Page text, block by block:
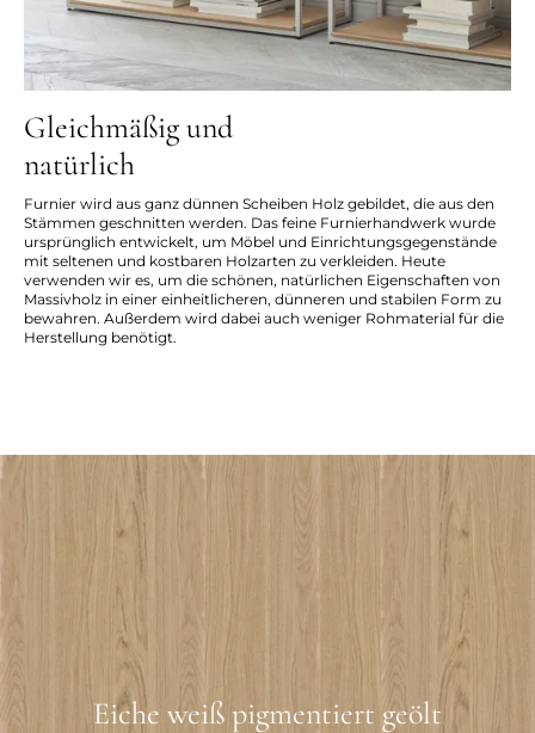
Gleichmäßig und
natürlich
Furnier wird aus ganz dünnen Scheiben Holz gebildet, die aus den
Stämmen geschnitten werden. Das feine Furnierhandwerk wurde
ursprünglich entwickelt, um Möbel und Einrichtungsgegenstände
mit seltenen und kostbaren Holzarten zu verkleiden. Heute
verwenden wir es, um die schönen, natürlichen Eigenschaften von
Massivholz in einer einheitlicheren, dünneren und stabilen Form zu
bewahren. Außerdem wird dabei auch weniger Rohmaterial für die
Herstellung benötigt.
Eiche weiß pigmentiert geölt